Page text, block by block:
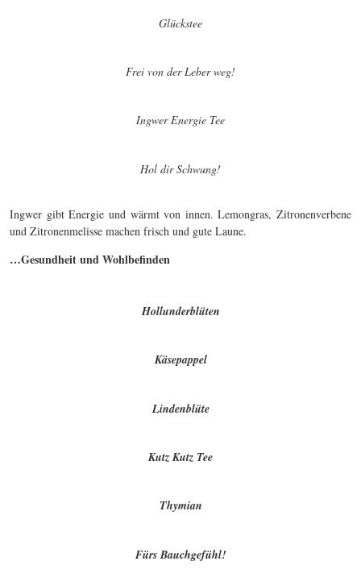
Glückstee
Frei von der Leber weg!
Ingwer Energie Tee
Hol dir Schwung!
Ingwer gibt Energie und wärmt von innen. Lemongras, Zitronenverbene
und Zitronenmelisse machen frisch und gute Laune.
…Gesundheit und Wohlbefinden
Hollunderblüten
Käsepappel
Lindenblüte
Kutz Kutz Tee
Thymian
Fürs Bauchgefühl!